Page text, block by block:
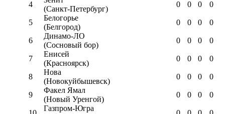
4
(Санкт-Петербург)
0 0 0 0
5
Белогорье
(Белгород)
0 0 0 0
6
Динамо-ЛО
(Сосновый бор)
0 0 0 0
7
Енисей
(Красноярск)
0 0 0 0
8
Нова
(Новокуйбышевск)
0 0 0 0
9
Факел Ямал
(Новый Уренгой)
0 0 0 0
Газпром-Югра